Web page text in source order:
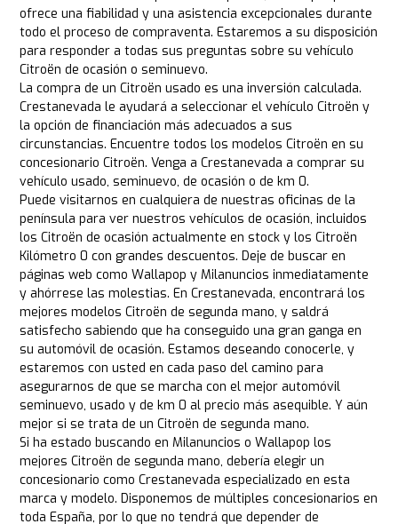
ofrece una fiabilidad y una asistencia excepcionales durante
todo el proceso de compraventa. Estaremos a su disposición
para responder a todas sus preguntas sobre su vehículo
Citroën de ocasión o seminuevo.
La compra de un Citroën usado es una inversión calculada.
Crestanevada le ayudará a seleccionar el vehículo Citroën y
la opción de financiación más adecuados a sus
circunstancias. Encuentre todos los modelos Citroën en su
concesionario Citroën. Venga a Crestanevada a comprar su
vehículo usado, seminuevo, de ocasión o de km 0.
Puede visitarnos en cualquiera de nuestras oficinas de la
península para ver nuestros vehículos de ocasión, incluidos
los Citroën de ocasión actualmente en stock y los Citroën
Kilómetro 0 con grandes descuentos. Deje de buscar en
páginas web como Wallapop y Milanuncios inmediatamente
y ahórrese las molestias. En Crestanevada, encontrará los
mejores modelos Citroën de segunda mano, y saldrá
satisfecho sabiendo que ha conseguido una gran ganga en
su automóvil de ocasión. Estamos deseando conocerle, y
estaremos con usted en cada paso del camino para
asegurarnos de que se marcha con el mejor automóvil
seminuevo, usado y de km 0 al precio más asequible. Y aún
mejor si se trata de un Citroën de segunda mano.
Si ha estado buscando en Milanuncios o Wallapop los
mejores Citroën de segunda mano, debería elegir un
concesionario como Crestanevada especializado en esta
marca y modelo. Disponemos de múltiples concesionarios en
toda España, por lo que no tendrá que depender de